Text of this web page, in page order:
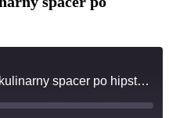
05. Martyna Gressel: kulinarny spacer po hipsterskim kiezu